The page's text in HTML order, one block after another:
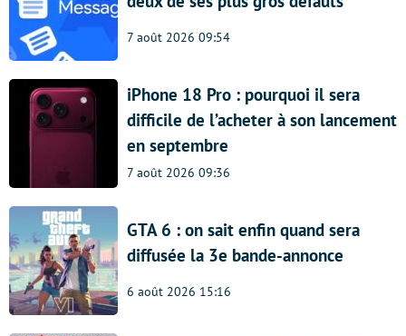
7 août 2026 09:54
iPhone 18 Pro : pourquoi il sera
difficile de l’acheter à son lancement
en septembre
7 août 2026 09:36
GTA 6 : on sait enfin quand sera
diffusée la 3e bande-annonce
6 août 2026 15:16